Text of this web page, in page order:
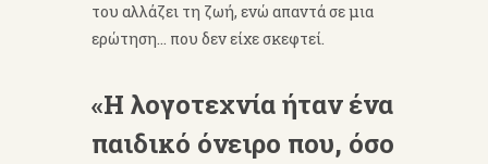
του αλλάζει τη ζωή, ενώ απαντά σε μια
ερώτηση… που δεν είχε σκεφτεί.
«Η λογοτεχνία ήταν ένα
παιδικό όνειρο που, όσο